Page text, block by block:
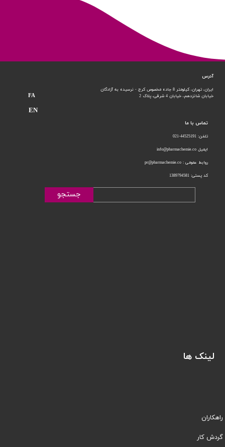
تماس با ما
تلفن: 44525191-021
ایمیل info@pharmachemie.co
روابط عمومی : pr@pharmachemie.co
کد پستی: 1389794581
آدرس
ایران، تهران، کیلومتر 8 جاده مخصوص کرج - نرسیده به آزادگان
خیابان شانزدهم، خیابان 4 شرقی، پلاک 2
جستجو
لینک ها
راهکاران
​​گردش کار
FA